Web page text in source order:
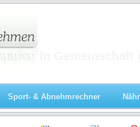
Sport- & Abnehmrechner